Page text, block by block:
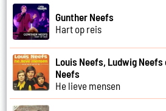
Gunther Neefs
Hart op reis
Louis Neefs, Ludwig Neefs
Neefs
He lieve mensen